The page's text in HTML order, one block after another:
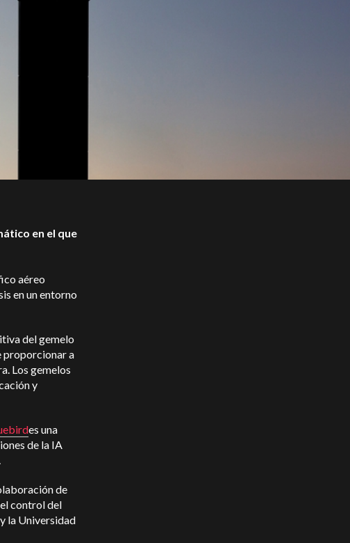
en el que
aéreo
en un entorno
del gemelo
proporcionar a
Los gemelos
y
es una
de la IA
de
control del
la Universidad